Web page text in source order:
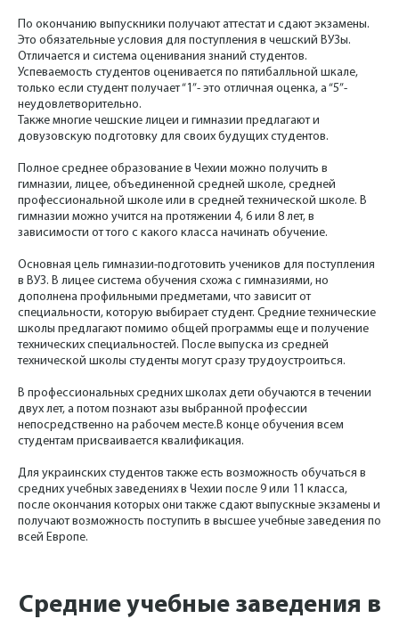
По окончанию выпускники получают аттестат и сдают экзамены.
Это обязательные условия для поступления в чешский ВУЗы.
Отличается и система оценивания знаний студентов.
Успеваемость студентов оценивается по пятибалльной шкале,
только если студент получает “1”- это отличная оценка, а “5”-
неудовлетворительно.
Также многие чешские лицеи и гимназии предлагают и
довузовскую подготовку для своих будущих студентов.
Полное среднее образование в Чехии можно получить в
гимназии, лицее, объединенной средней школе, средней
профессиональной школе или в средней технической школе. В
гимназии можно учится на протяжении 4, 6 или 8 лет, в
зависимости от того с какого класса начинать обучение.
Основная цель гимназии-подготовить учеников для поступления
в ВУЗ. В лицее система обучения схожа с гимназиями, но
дополнена профильными предметами, что зависит от
специальности, которую выбирает студент. Средние технические
школы предлагают помимо общей программы еще и получение
технических специальностей. После выпуска из средней
технической школы студенты могут сразу трудоустроиться.
В профессиональных средних школах дети обучаются в течении
двух лет, а потом познают азы выбранной профессии
непосредственно на рабочем месте.В конце обучения всем
студентам присваивается квалификация.
Для украинских студентов также есть возможность обучаться в
средних учебных заведениях в Чехии после 9 или 11 класса,
после окончания которых они также сдают выпускные экзамены и
получают возможность поступить в высшее учебные заведения по
всей Европе.
Средние учебные заведения в